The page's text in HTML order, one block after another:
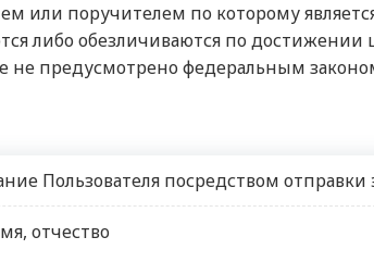
или поручителем по которому
либо обезличиваются по достижении
не предусмотрено федеральным
Пользователя посредством
отчество